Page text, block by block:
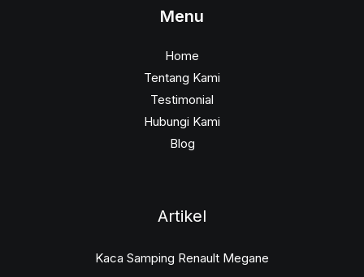
Menu
Home
Tentang Kami
Testimonial
Hubungi Kami
Blog
Artikel
Kaca Samping Renault Megane